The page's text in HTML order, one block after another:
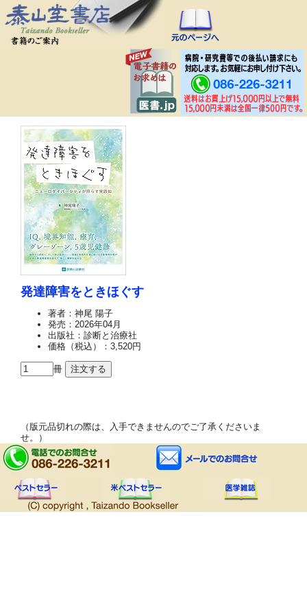
発達障害をときほぐす
著者：神尾 陽子
発売：2026年04月
出版社：診断と治療社
価格（税込）：3,520円
冊
（版元品切れの際は、入手できませんのでご了承くださいま
せ。）